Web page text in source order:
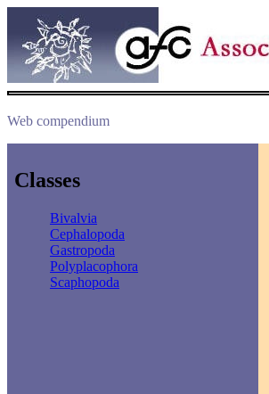
Web compendium
Classes
Bivalvia
Cephalopoda
Gastropoda
Polyplacophora
Scaphopoda